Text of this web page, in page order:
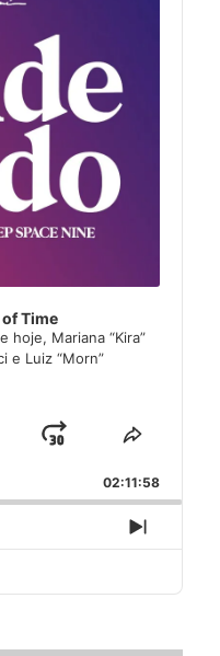
Time
hoje, Mariana “Kira”
e Luiz “Morn”
Jump
Forward
Share
Episode
02:11:58
Next
Episode